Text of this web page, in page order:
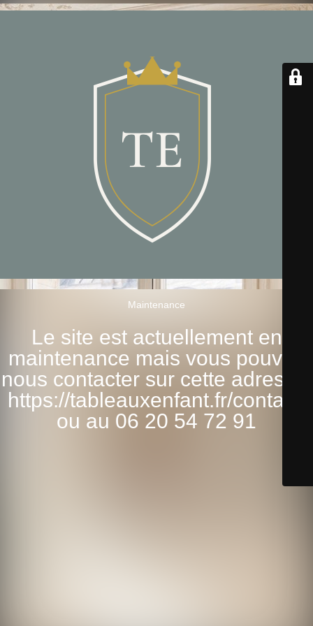
Maintenance
Le site est actuellement en
maintenance mais vous pouvez
nous contacter sur cette adresse:
https://tableauxenfant.fr/contact/
ou au 06 20 54 72 91